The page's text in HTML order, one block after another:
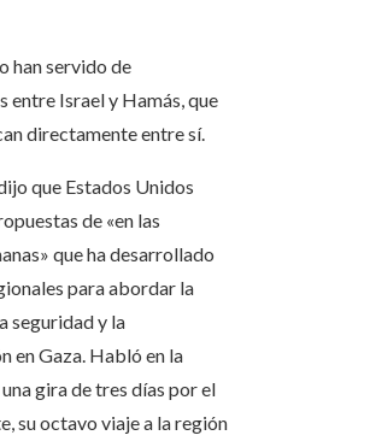
han servido de
entre Israel y Hamás, que
directamente entre sí.
que Estados Unidos
de «en las
que ha desarrollado
para abordar la
seguridad y la
en Gaza. Habló en la
gira de tres días por el
su octavo viaje a la región